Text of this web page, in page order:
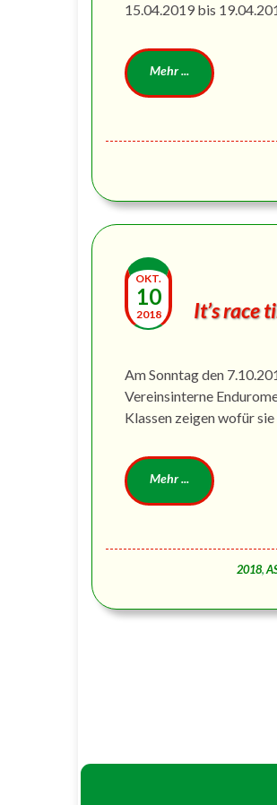
15.04.2019 bis
OKT.
10
2018 It’s race
Am Sonntag den
Vereinsinterne
Klassen zeigen wofür
2018,